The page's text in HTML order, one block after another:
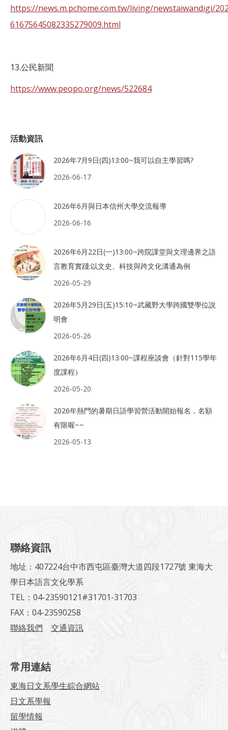
https://news.m.pchome.com.tw/living/newstaiwandigi/
61675645082335279009.html
13.公民新聞
https://www.peopo.org/news/522684
活動資訊
2026年7月9日(四)13:00~我可以自主學習嗎?
2026-06-17
2026年6月與日本信州大學交流報導
2026-06-16
2026年6月22日(一)13:00~跨院課堂與文理邊界之語
言教育實踐:以文史、科技與跨文化溝通為例
2026-05-29
2026年5月29日(五)15:10~武藏野大學跨國雙學位說
明會
2026-05-26
2026年6月4日(四)13:00~課程座談會（針對115學年
度課程）
2026-05-20
2026年熱門的暑期日語學習營活動開始報名，名額
有限喔~~
2026-05-13
聯絡資訊
地址：407224台中市西屯區臺灣大道四段1727號 東海大
學日本語言文化學系
TEL：04-23590121#31701-31703
FAX：04-23590258
聯絡我們
交通資訊
常用連結
東海日文系學生綜合網站
日文系學報
留學情報